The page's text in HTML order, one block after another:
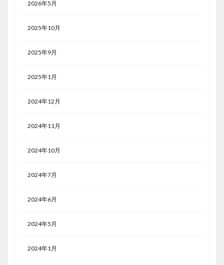
2026年5月
2025年10月
2025年9月
2025年1月
2024年12月
2024年11月
2024年10月
2024年7月
2024年6月
2024年5月
2024年1月